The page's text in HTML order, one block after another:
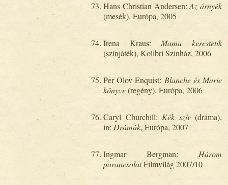
Hans Christian Andersen:Az árnyék
(mesék), Európa, 2005
Irena Kraus: Mama kerestetik
(színjáték), Kolibri Színház, 2006
Per Olov Enquist: Blanche és Marie
könyve(regény), Európa, 2006
Caryl Churchill: Kék szív(dráma),
in: Drámák, Európa, 2007
Ingmar Bergman: Három
parancsolatFilmvilág 2007/10